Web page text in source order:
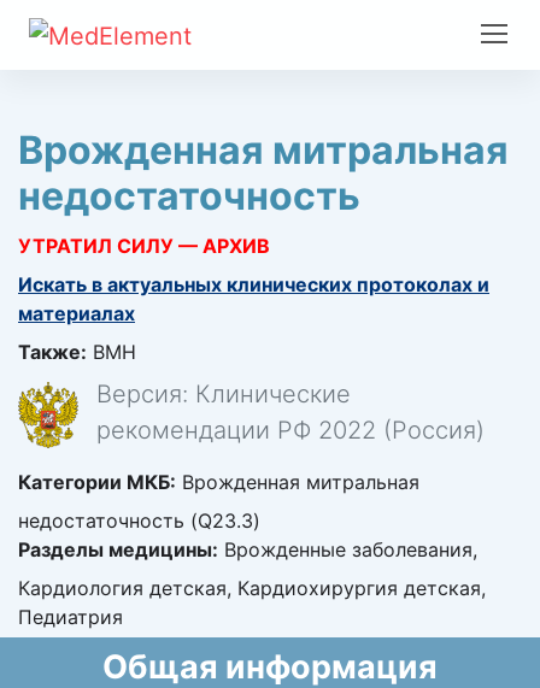
Врожденная митральная
недостаточность
УТРАТИЛ СИЛУ — АРХИВ
Искать в актуальных клинических протоколах и
материалах
Также: ВМН
Версия: Клинические
рекомендации РФ 2022 (Россия)
Категории МКБ: Врожденная митральная
недостаточность (Q23.3)
Разделы медицины: Врожденные заболевания,
Кардиология детская, Кардиохирургия детская,
Педиатрия
Общая информация